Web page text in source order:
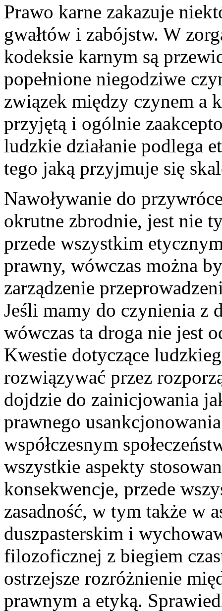
Prawo karne zakazuje
gwałtów i zabójstw. W
kodeksie karnym są
popełnione niegodziwe
związek między czynem a
przyjętą i ogólnie
ludzkie działanie podlega
tego jaką przyjmuje się
Nawoływanie do
okrutne zbrodnie, jest nie
przede wszystkim
prawny, wówczas można
zarządzenie
Jeśli mamy do czynienia z
wówczas ta droga nie jest
Kwestie dotyczące
rozwiązywać przez
dojdzie do zainicjowania
prawnego
współczesnym
wszystkie aspekty
konsekwencje, przede
zasadność, w tym także w
duszpasterskim i
filozoficznej z biegiem
ostrzejsze rozróżnienie
prawnym a etyką.